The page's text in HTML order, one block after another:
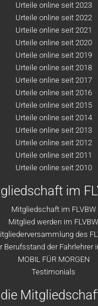
Urteile online seit 2023
Urteile online seit 2022
Urteile online seit 2021
Urteile online seit 2020
Urteile online seit 2019
Urteile online seit 2018
Urteile online seit 2017
Urteile online seit 2016
Urteile online seit 2015
Urteile online seit 2014
Urteile online seit 2013
Urteile online seit 2012
Urteile online seit 2011
Urteile online seit 2010
im
Mitgliedschaft im FLVBW
Mitglied werden im FLVBW
des
Berufsstand der Fahrlehrer
MOBIL FÜR MORGEN
Testimonials